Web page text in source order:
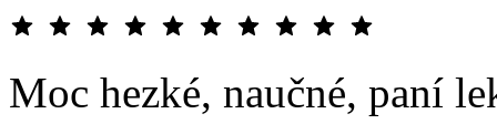
Moc hezké, naučné, paní